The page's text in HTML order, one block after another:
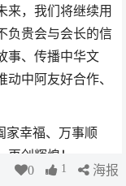
来，我们将继续用
负贵会与会长的信
事、传播中华文
中阿友好合作、
幸福、万事顺
创辉煌！
0 1 海报